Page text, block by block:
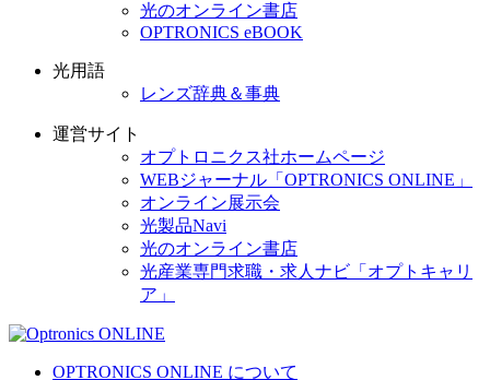
光のオンライン書店
OPTRONICS eBOOK
光用語
レンズ辞典＆事典
運営サイト
オプトロニクス社ホームページ
WEBジャーナル「OPTRONICS ONLINE」
オンライン展示会
光製品Navi
光のオンライン書店
光産業専門求職・求人ナビ「オプトキャリ
ア」
OPTRONICS ONLINE について